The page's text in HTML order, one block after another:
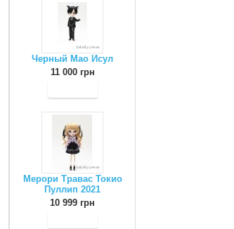
Черный Мао Исул
11 000 грн
Мерори Травас Токио
Пуллип 2021
10 999 грн